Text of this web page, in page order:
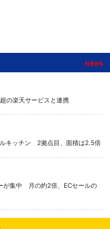
NEWS
の楽天サービスと連携
キッチン 2拠点目、面積は2.5倍
が集中 月の約2倍、ECセールの